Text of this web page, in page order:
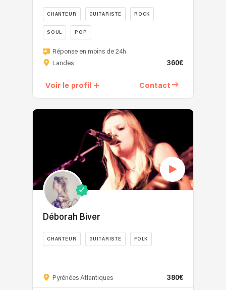
CHANTEUR GUITARISTE ROCK
SOUL POP
Bonjour,
Je
STEFFHAN,
de
concerts
tout
au
long
l'année.
Je
et
Réponse en moins de 24h
Landes
360€
Voir le profil Contact
Déborah Biver
CHANTEUR GUITARISTE FOLK
la
Pyrénées Atlantiques 380€